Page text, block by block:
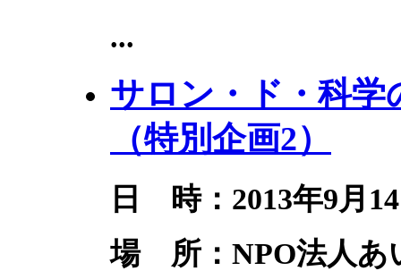
...
サロン・ド・科学
（特別企画2）
日 時：2013年9月
場 所：NPO法人あ